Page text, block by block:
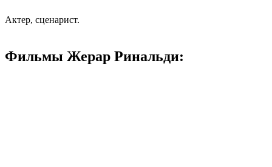
Актер, сценарист.
Фильмы Жерар Ринальди: